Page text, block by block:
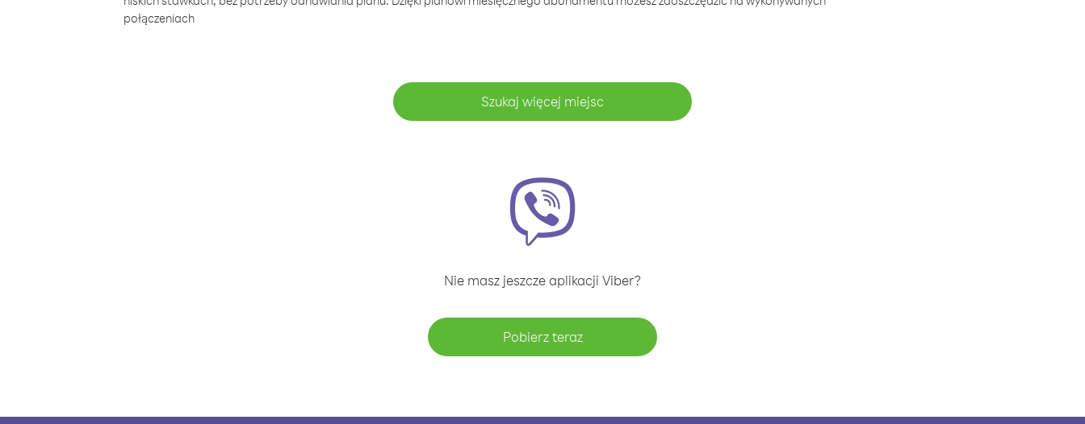
połączeniach
Szukaj więcej miejsc
Nie masz jeszcze aplikacji Viber?
Pobierz teraz